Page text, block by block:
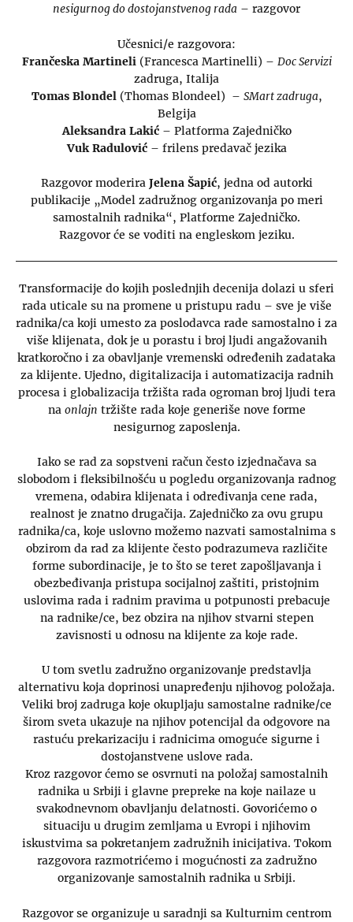
nesigurnog do dostojanstvenog rada – razgovor
Učesnici/e razgovora:
Frančeska Martineli (Francesca Martinelli) – Doc Servizi
zadruga, Italija
Tomas Blondel (Thomas Blondeel) – SMart zadruga,
Belgija
Aleksandra Lakić– Platforma Zajedničko
Vuk Radulović– frilens predavač jezika
Razgovor moderira Jelena Šapić, jedna od autorki
publikacije „Model zadružnog organizovanja po meri
samostalnih radnika“, Platforme Zajedničko.
Razgovor će se voditi na engleskom jeziku.
Transformacije do kojih poslednjih decenija dolazi u sferi
rada uticale su na promene u pristupu radu – sve je više
radnika/ca koji umesto za poslodavca rade samostalno i za
više klijenata, dok je u porastu i broj ljudi angažovanih
kratkoročno i za obavljanje vremenski određenih zadataka
za klijente. Ujedno, digitalizacija i automatizacija radnih
procesa i globalizacija tržišta rada ogroman broj ljudi tera
na onlajn tržište rada koje generiše nove forme
nesigurnog zaposlenja.
Iako se rad za sopstveni račun često izjednačava sa
slobodom i fleksibilnošću u pogledu organizovanja radnog
vremena, odabira klijenata i određivanja cene rada,
realnost je znatno drugačija. Zajedničko za ovu grupu
radnika/ca, koje uslovno možemo nazvati samostalnima s
obzirom da rad za klijente često podrazumeva različite
forme subordinacije, je to što se teret zapošljavanja i
obezbeđivanja pristupa socijalnoj zaštiti, pristojnim
uslovima rada i radnim pravima u potpunosti prebacuje
na radnike/ce, bez obzira na njihov stvarni stepen
zavisnosti u odnosu na klijente za koje rade.
U tom svetlu zadružno organizovanje predstavlja
alternativu koja doprinosi unapređenju njihovog položaja.
Veliki broj zadruga koje okupljaju samostalne radnike/ce
širom sveta ukazuje na njihov potencijal da odgovore na
rastuću prekarizaciju i radnicima omoguće sigurne i
dostojanstvene uslove rada.
Kroz razgovor ćemo se osvrnuti na položaj samostalnih
radnika u Srbiji i glavne prepreke na koje nailaze u
svakodnevnom obavljanju delatnosti. Govorićemo o
situaciju u drugim zemljama u Evropi i njihovim
iskustvima sa pokretanjem zadružnih inicijativa. Tokom
razgovora razmotrićemo i mogućnosti za zadružno
organizovanje samostalnih radnika u Srbiji.
Razgovor se organizuje u saradnji sa Kulturnim centrom